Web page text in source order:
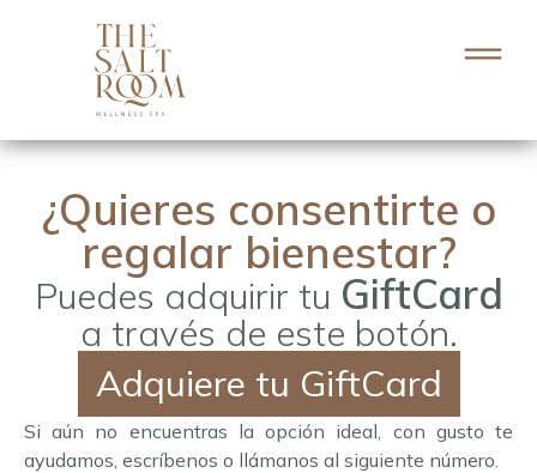
¿Quieres consentirte o
regalar bienestar?
Puedes adquirir tu GiftCard
a través de este botón.
Adquiere tu GiftCard
Si aún no encuentras la opción ideal, con gusto te
ayudamos, escríbenos o llámanos al siguiente número.